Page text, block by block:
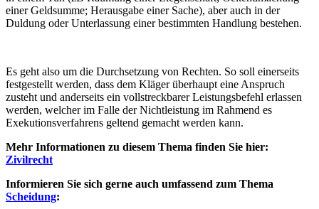
einer Geldsumme; Herausgabe einer Sache), aber auch in der
Duldung oder Unterlassung einer bestimmten Handlung bestehen.
Es geht also um die Durchsetzung von Rechten. So soll einerseits
festgestellt werden, dass dem Kläger überhaupt eine Anspruch
zusteht und anderseits ein vollstreckbarer Leistungsbefehl erlassen
werden, welcher im Falle der Nichtleistung im Rahmend es
Exekutionsverfahrens geltend gemacht werden kann.
Mehr Informationen zu diesem Thema finden Sie hier:
Zivilrecht
Informieren Sie sich gerne auch umfassend zum Thema
Scheidung: